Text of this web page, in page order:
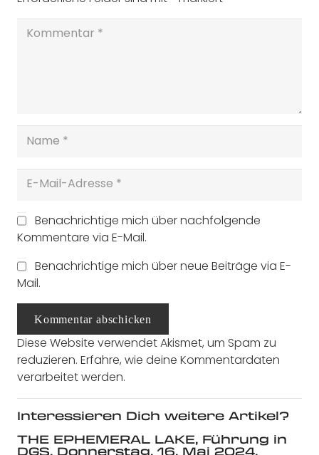
Benachrichtige mich über nachfolgende
Kommentare via E-Mail.
Benachrichtige mich über neue Beiträge via E-
Mail.
Kommentar abschicken
Diese Website verwendet Akismet, um Spam zu
reduzieren. Erfahre, wie deine Kommentardaten
verarbeitet werden.
Interessieren Dich weitere Artikel?
THE EPHEMERAL LAKE, Führung in
DGS, Donnerstag, 16. Mai 2024,